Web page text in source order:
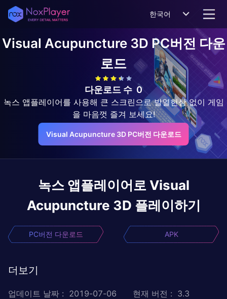
한국어
Visual Acupuncture 3D PC버전 다운
로드
다운로드 수 0
녹스 앱플레이어를 사용해 큰 스크린으로 발열현상 없이 게임
을 마음껏 즐겨 보세요!
Visual Acupuncture 3D PC버전 다운로드
녹스 앱플레이어로 Visual
Acupuncture 3D 플레이하기
PC버전 다운로드 APK
더보기
업데이트 날짜 : 2019-07-06 현재 버전 : 3.3